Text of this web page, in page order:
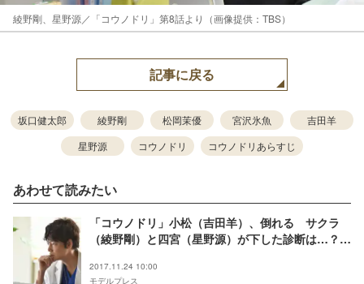
綾野剛、星野源／「コウノドリ」第8話より（画像提供：TBS）
記事に戻る
坂口健太郎 綾野剛 松岡茉優 宮沢氷魚
吉田羊
星野源
コウノドリ コウノドリあらすじ
あわせて読みたい
「コウノドリ」小松（吉田羊）、倒れる サクラ
（綾野剛）と四宮（星野源）が下した診断は…？＜
2017.11.24 10:00
モデルプレス